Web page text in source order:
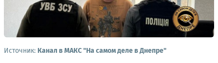
Источник: Канал в МАКС "На самом деле в Днепре"